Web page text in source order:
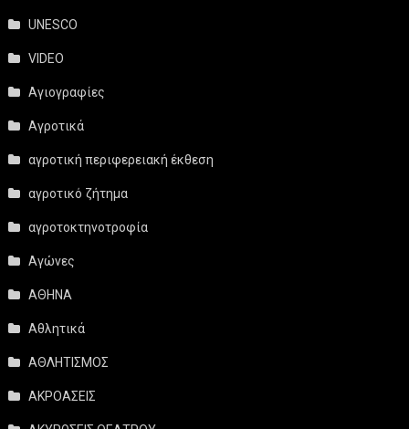
UNESCO
VIDEO
Αγιογραφίες
Αγροτικά
αγροτική περιφερειακή έκθεση
αγροτικό ζήτημα
αγροτοκτηνοτροφία
Αγώνες
ΑΘΗΝΑ
Αθλητικά
ΑΘΛΗΤΙΣΜΟΣ
ΑΚΡΟΑΣΕΙΣ